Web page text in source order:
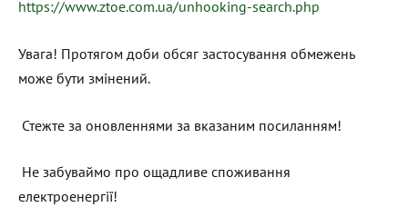
https://www.ztoe.com.ua/unhooking-search.php
Увага! Протягом доби обсяг застосування обмежень
може бути змінений.
Стежте за оновленнями за вказаним посиланням!
Не забуваймо про ощадливе споживання
електроенергії!